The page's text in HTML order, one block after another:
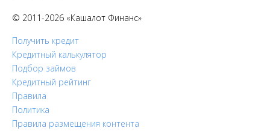
© 2011-2026 «Кашалот Финанс»
Получить кредит
Кредитный калькулятор
Подбор займов
Кредитный рейтинг
Правила
Политика
Правила размещения контента